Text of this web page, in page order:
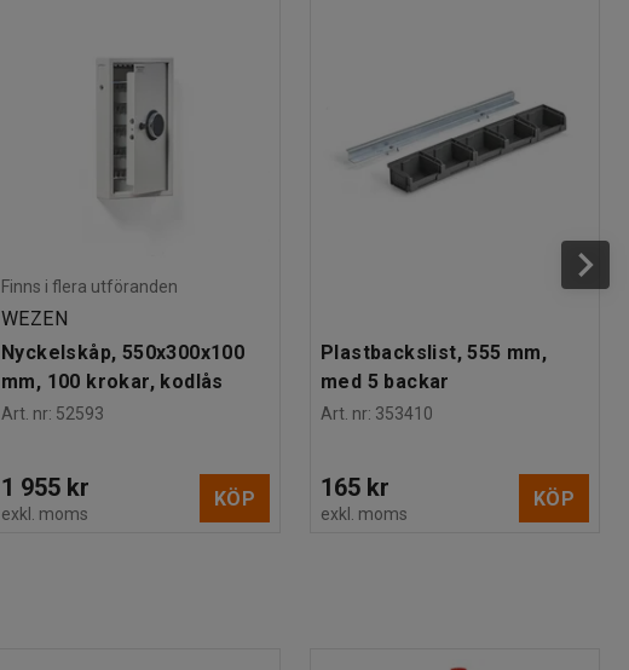
Finns i flera utföranden
WEZEN
Nyckelskåp, 550x300x100
mm, 100 krokar, kodlås
Art. nr: 52593
1 955 kr
exkl. moms
KÖP
Plastbackslist, 555 mm,
med 5 backar
Art. nr: 353410
165 kr
exkl. moms
KÖP